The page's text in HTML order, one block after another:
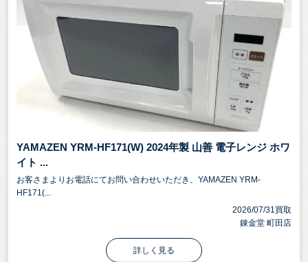
YAMAZEN YRM-HF171(W) 2024年製 山善 電子レンジ ホワ
イト ...
お客さまよりお電話にてお問い合わせいただき、YAMAZEN YRM-
HF171(...
2026/07/31買取
錬金堂 町田店
詳しく見る